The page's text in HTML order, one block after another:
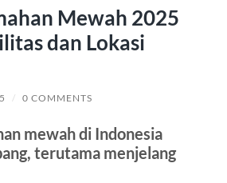
Mewah 2025
dan Lokasi
/ 0 COMMENTS
mewah di Indonesia
terutama menjelang